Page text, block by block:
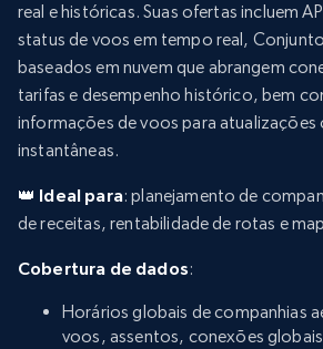
real e históricas. Suas ofertas incluem
status de voos em tempo real,
baseados em nuvem que abrangem
tarifas e desempenho histórico, bem
informações de voos para atualizações
instantâneas.
👑 Ideal para: planejamento de
de receitas, rentabilidade de rotas e
Cobertura de dados:
Horários globais de companhias
voos, assentos, conexões